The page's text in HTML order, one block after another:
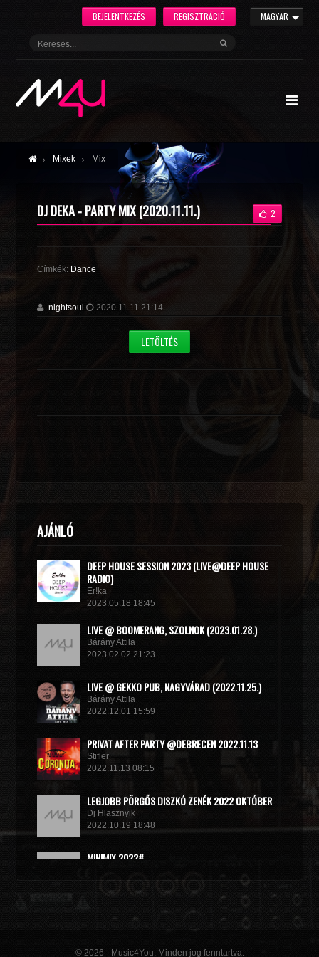
MAGYAR
REGISZTRÁCIÓ
BEJELENTKEZÉS
Mixek Mix
DJ DEKA - PARTY MIX (2020.11.11.) 2
Címkék: Dance
nightsoul 2020.11.11 21:14
LETÖLTÉS
AJÁNLÓ
DEEP HOUSE SESSION 2023 (LIVE@DEEP HOUSE
RADIO)
Er!ka
2023.05.18 18:45
LIVE @ BOOMERANG, SZOLNOK (2023.01.28.)
Bárány Attila
2023.02.02 21:23
LIVE @ GEKKO PUB, NAGYVÁRAD (2022.11.25.)
Bárány Attila
2022.12.01 15:59
PRIVAT AFTER PARTY @DEBRECEN 2022.11.13
Stifler
2022.11.13 08:15
LEGJOBB PÖRGŐS DISZKÓ ZENÉK 2022 OKTÓBER
Dj Hlasznyik
2022.10.19 18:48
MINIMIX 2022#
2022.09.02 10:40
© 2026 - Music4You. Minden jog fenntartva.